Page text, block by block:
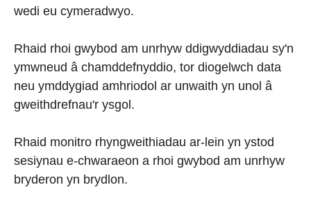
wedi eu cymeradwyo.
Rhaid rhoi gwybod am unrhyw ddigwyddiadau sy'n
ymwneud â chamddefnyddio, tor diogelwch data
neu ymddygiad amhriodol ar unwaith yn unol â
gweithdrefnau'r ysgol.
Rhaid monitro rhyngweithiadau ar-lein yn ystod
sesiynau e-chwaraeon a rhoi gwybod am unrhyw
bryderon yn brydlon.